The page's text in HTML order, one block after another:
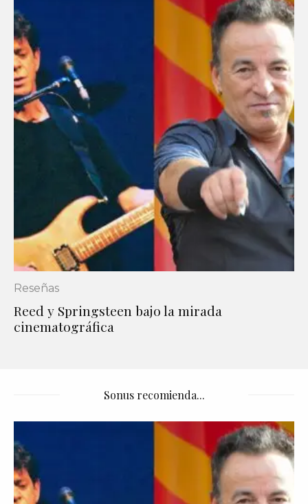
Reseñas
Reed y Springsteen bajo la mirada
cinematográfica
Sonus recomienda...